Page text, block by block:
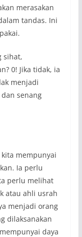
merasakan
tandas. Ini
sihat,
0! Jika tidak, ia
menjadi
senang
mempunyai
Ia perlu
perlu melihat
atau ahli usrah
menjadi orang
dilaksanakan
daya